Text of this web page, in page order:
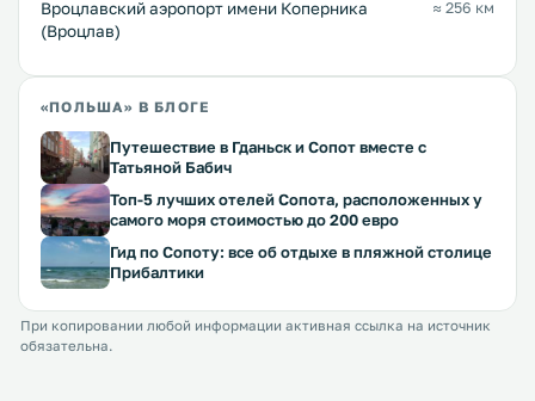
Вроцлавский аэропорт имени Коперника
(Вроцлав)
≈ 256 км
«ПОЛЬША» В БЛОГЕ
Путешествие в Гданьск и Сопот вместе с
Татьяной Бабич
Топ-5 лучших отелей Сопота, расположенных у
самого моря стоимостью до 200 евро
Гид по Сопоту: все об отдыхе в пляжной столице
Прибалтики
При копировании любой информации активная ссылка на источник
обязательна.